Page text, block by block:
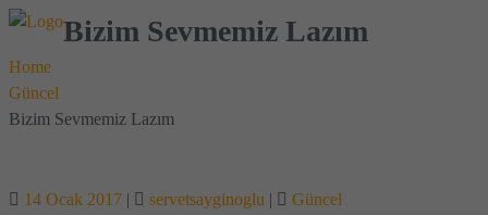
Bizim Sevmemiz Lazım
Home
Güncel
Bizim Sevmemiz Lazım
14 Ocak 2017 | servetsayginoglu | Güncel